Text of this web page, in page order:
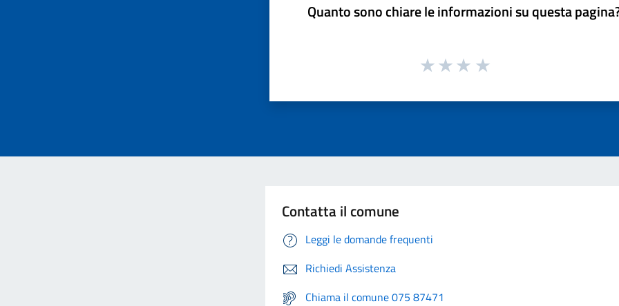
Quanto sono chiare le informazioni su questa
Contatta il comune
Leggi le domande frequenti
Richiedi Assistenza
Chiama il comune 075 87471